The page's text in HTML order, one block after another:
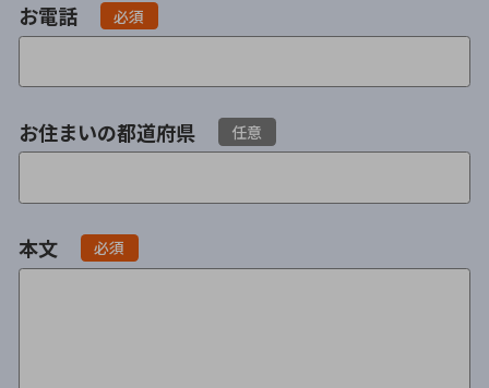
内縁の夫婦
慰謝料
DV
離婚の相談先
離婚したくない
お電話 必須
お住まいの都道府県 任意
本文 必須